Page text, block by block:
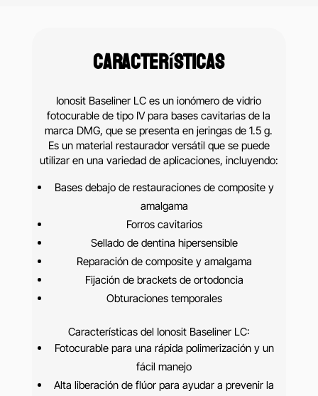
bases
cavitarias
jeringa
1.5
g
cantidad
Características
Ionosit Baseliner LC es un ionómero de vidrio
fotocurable de tipo IV para bases cavitarias de la
marca DMG, que se presenta en jeringas de 1.5 g.
Es un material restaurador versátil que se puede
utilizar en una variedad de aplicaciones, incluyendo:
Bases debajo de restauraciones de composite y
amalgama
Forros cavitarios
Sellado de dentina hipersensible
Reparación de composite y amalgama
Fijación de brackets de ortodoncia
Obturaciones temporales
Características del Ionosit Baseliner LC:
Fotocurable para una rápida polimerización y un
fácil manejo
Alta liberación de flúor para ayudar a prevenir la